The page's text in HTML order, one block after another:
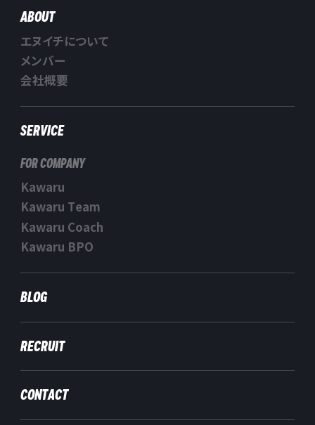
ABOUT
エヌイチについて
メンバー
会社概要
SERVICE
FOR COMPANY
Kawaru
Kawaru Team
Kawaru Coach
Kawaru BPO
BLOG
RECRUIT
CONTACT